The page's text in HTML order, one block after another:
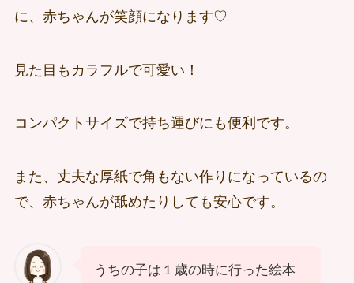
に、赤ちゃんが笑顔になります♡
見た目もカラフルで可愛い！
コンパクトサイズで持ち運びにも便利です。
また、丈夫な厚紙で角もない作りになっているの
で、赤ちゃんが舐めたりしても安心です。
うちの子は１歳の時に行った絵本